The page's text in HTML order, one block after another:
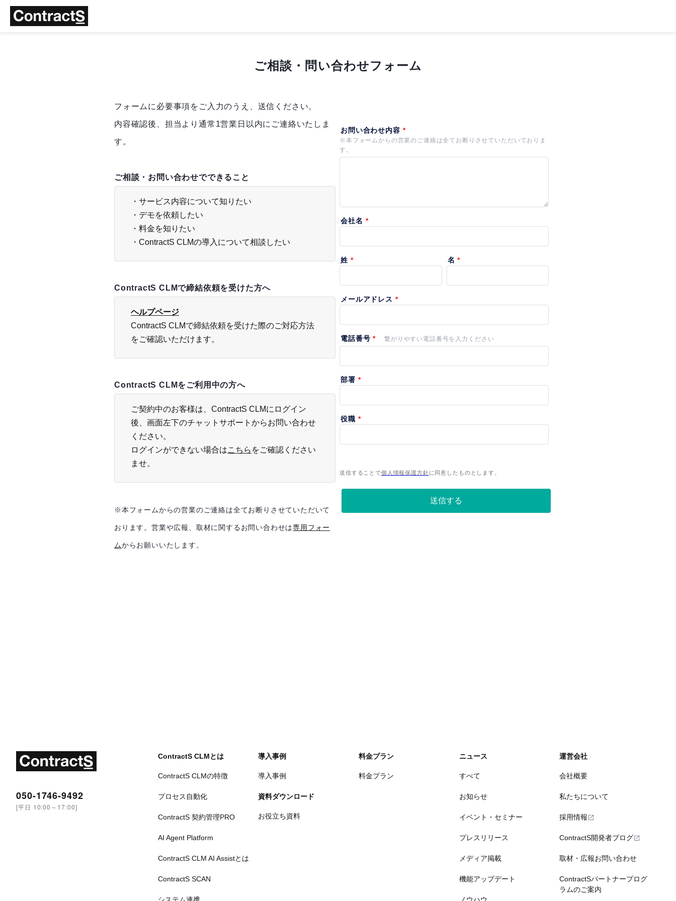
ご相談・問い合わせフォーム
フォームに必要事項をご入力のうえ、送信ください。
内容確認後、担当より通常1営業日以内にご連絡いたしま
す。
ご相談・お問い合わせでできること
・サービス内容について知りたい
・デモを依頼したい
・料金を知りたい
・ContractS CLMの導入について相談したい
ContractS CLMで締結依頼を受けた方へ
ヘルプページ
ContractS CLMで締結依頼を受けた際のご対応方法
をご確認いただけます。
ContractS CLMをご利用中の方へ
ご契約中のお客様は、ContractS CLMにログイン
後、画面左下のチャットサポートからお問い合わせ
ください。
ログインができない場合はこちら をご確認ください
ませ。
※本フォームからの営業のご連絡は全てお断りさせていただいて
おります。 営業や広報、取材に関するお問い合わせは専用フォー
ムからお願いいたします。
050-1746-9492
[平日 10:00～17:00]
ContractS CLMとは
ContractS CLMの特徴
プロセス自動化
ContractS 契約管理PRO
AI Agent Platform
ContractS CLM AI Assistとは
ContractS SCAN
導入事例
導入事例
資料ダウンロード
お役立ち資料
料金プラン
料金プラン
ニュース
すべて
お知らせ
イベント・セミナー
プレスリリース
メディア掲載
機能アップデート
運営会社
会社概要
私たちについて
採用情報
ContractS開発者ブログ
取材・広報お問い合わせ
ContractSパートナープログ
ラムのご案内